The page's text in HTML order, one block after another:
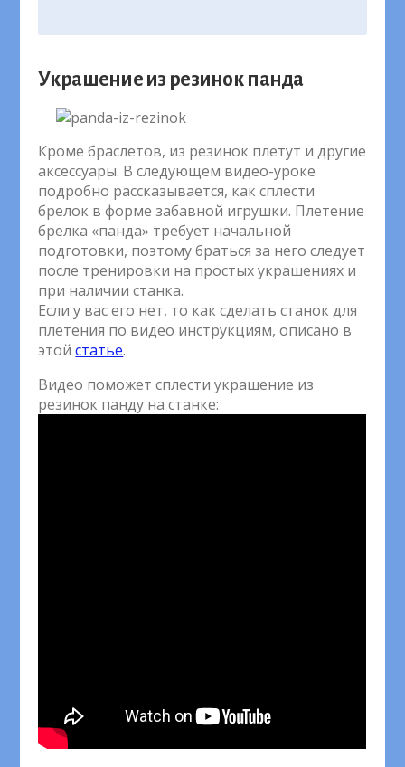
Украшение из резинок панда
Кроме браслетов, из резинок плетут и другие
аксессуары. В следующем видео-уроке
подробно рассказывается, как сплести
брелок в форме забавной игрушки. Плетение
брелка «панда» требует начальной
подготовки, поэтому браться за него следует
после тренировки на простых украшениях и
при наличии станка.
Если у вас его нет, то как сделать станок для
плетения по видео инструкциям, описано в
этойстатье.
Видео поможет сплести украшение из
резинок панду на станке: